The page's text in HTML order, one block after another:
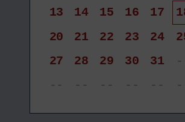
13
14 15 16 17
20
21 22 23 24
27
28 29 30 31
--
-- -- -- --